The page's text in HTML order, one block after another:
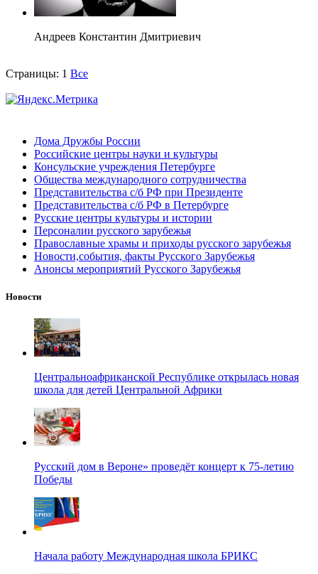
Андреев Константин Дмитриевич
Страницы: 1 Все
Дома Дружбы России
Российские центры науки и культуры
Консульские учреждения Петербурге
Общества международного сотрудничества
Представительства с/б РФ при Президенте
Представительства с/б РФ в Петербурге
Русские центры культуры и истории
Персоналии русского зарубежья
Православные храмы и приходы русского зарубежья
Новости,события, факты Русского Зарубежья
Анонсы мероприятий Русского Зарубежья
Новости
Центральноафриканской Республике открылась новая
школа для детей Центральной Африки
Русский дом в Вероне» проведёт концерт к 75-летию
Победы
Начала работу Международная школа БРИКС